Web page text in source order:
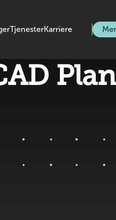
TjenesterKarriere